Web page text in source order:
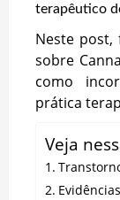
terapêutico
Neste post,
sobre
como
prática
Veja